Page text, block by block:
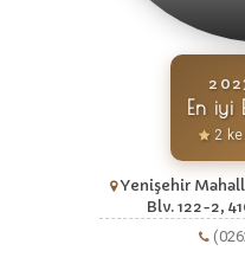
En iyi
2
Yenişehir
Blv. 122-2,